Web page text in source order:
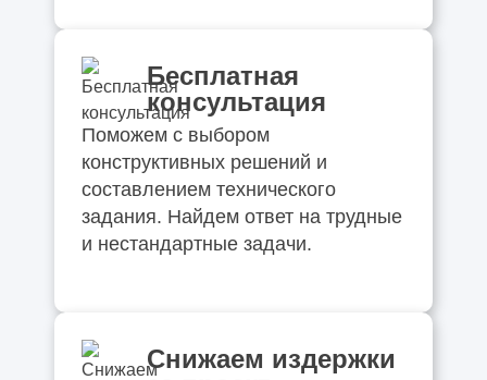
Бесплатная
консультация
Поможем с выбором
конструктивных решений и
составлением технического
задания. Найдем ответ на трудные
и нестандартные задачи.
Снижаем издержки